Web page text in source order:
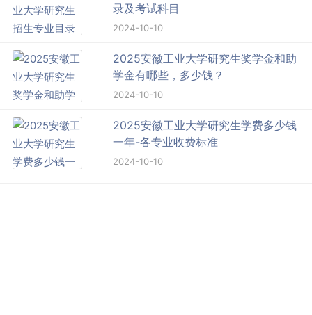
录及考试科目
2024-10-10
2025安徽工业大学研究生奖学金和助
学金有哪些，多少钱？
2024-10-10
2025安徽工业大学研究生学费多少钱
一年-各专业收费标准
2024-10-10